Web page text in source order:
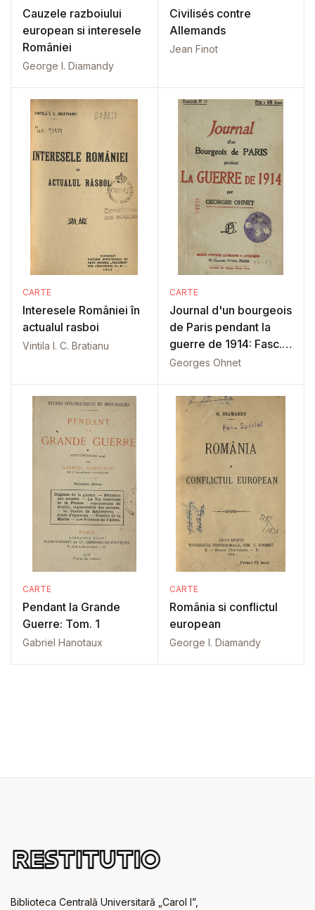
Cauzele razboiului
european si interesele
României
George I. Diamandy
Civilisés contre
Allemands
Jean Finot
CARTE
Interesele României în
actualul rasboi
Vintila I. C. Bratianu
CARTE
Journal d'un bourgeois
de Paris pendant la
guerre de 1914: Fasc.
11
Georges Ohnet
CARTE
Pendant la Grande
Guerre: Tom. 1
Gabriel Hanotaux
CARTE
România si conflictul
european
George I. Diamandy
Biblioteca Centrală Universitară „Carol I”,